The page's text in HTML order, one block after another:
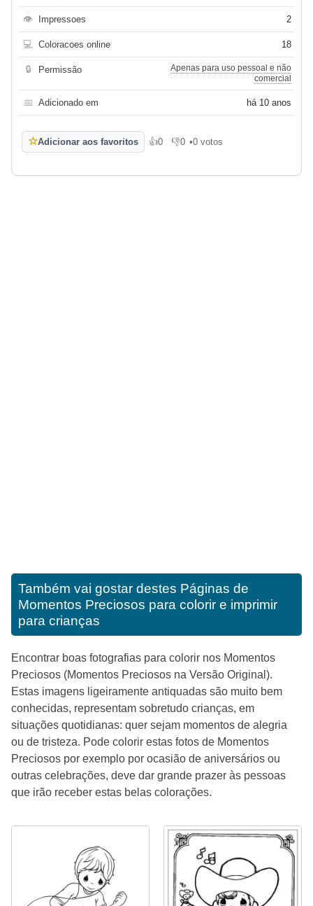
👁 Impressoes 2
💻 Coloracoes online 18
🔒 Permissão
Apenas para uso pessoal e não
comercial
📅 Adicionado em há 10 anos
☆Adicionar aos favoritos 👍0
Gosto👎0
Não gosto
•0 votos
Também vai gostar destes Páginas de
Momentos Preciosos para colorir e imprimir
para crianças
Encontrar boas fotografias para colorir nos Momentos
Preciosos (Momentos Preciosos na Versão Original).
Estas imagens ligeiramente antiquadas são muito bem
conhecidas, representam sobretudo crianças, em
situações quotidianas: quer sejam momentos de alegria
ou de tristeza. Pode colorir estas fotos de Momentos
Preciosos por exemplo por ocasião de aniversários ou
outras celebrações, deve dar grande prazer às pessoas
que irão receber estas belas colorações.